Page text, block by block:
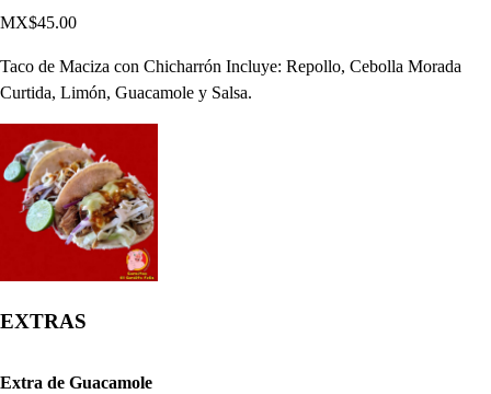
MX$45.00
Taco de Maciza con Chicharrón Incluye: Repollo, Cebolla Morada
Curtida, Limón, Guacamole y Salsa.
EXTRAS
Extra de Guacamole